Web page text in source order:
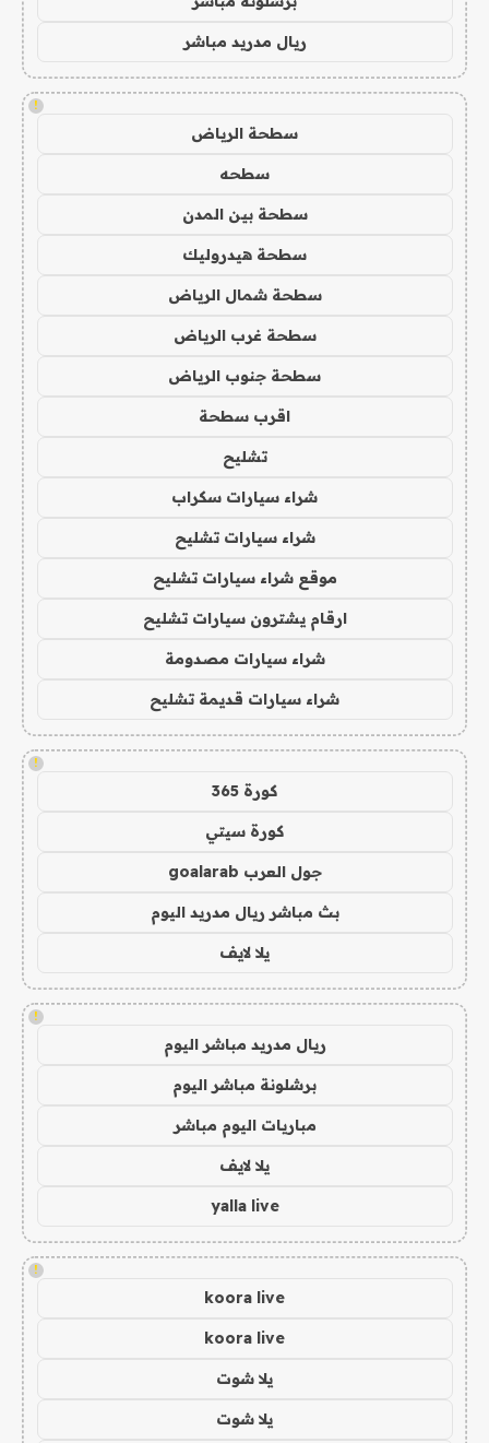
ريال مدريد مباشر
!
سطحة الرياض
سطحه
سطحة بين المدن
سطحة هيدروليك
سطحة شمال الرياض
سطحة غرب الرياض
سطحة جنوب الرياض
اقرب سطحة
تشليح
شراء سيارات سكراب
شراء سيارات تشليح
موقع شراء سيارات تشليح
ارقام يشترون سيارات تشليح
شراء سيارات مصدومة
شراء سيارات قديمة تشليح
!
كورة 365
كورة سيتي
جول العرب goalarab
بث مباشر ريال مدريد اليوم
يلا لايف
!
ريال مدريد مباشر اليوم
برشلونة مباشر اليوم
مباريات اليوم مباشر
يلا لايف
yalla live
!
koora live
koora live
يلا شوت
يلا شوت